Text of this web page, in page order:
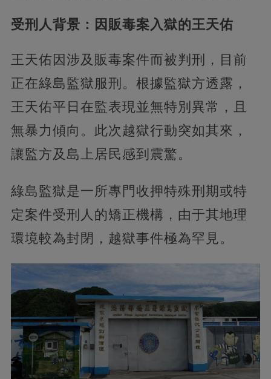
受刑人背景：因販毒案入獄的王天佑
王天佑因涉及販毒案件而被判刑，目前
正在綠島監獄服刑。根據監獄方透露，
王天佑平日在監表現並無特別異常，且
無暴力傾向。此次越獄行動突如其來，
讓監方及島上居民感到震驚。
綠島監獄是一所專門收押特殊刑期或特
定案件受刑人的矯正機構，由于其地理
環境較為封閉，越獄事件極為罕見。